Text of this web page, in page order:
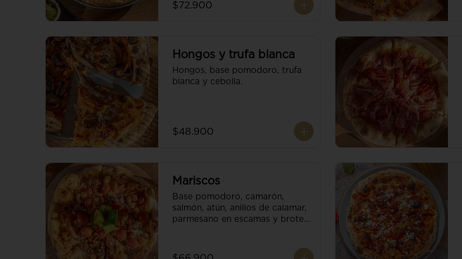
$72.900
Hongos y trufa blanca
Hongos, base pomodoro, trufa
blanca y cebolla.
$48.900
Mariscos
Base pomodoro, camarón,
salmón, atún, anillos de calamar,
parmesano en escamas y brotes